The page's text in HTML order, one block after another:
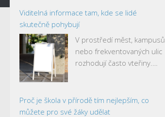
Viditelná informace tam, kde se lidé
skutečně pohybují
V prostředí měst, kampusů
nebo frekventovaných ulic
rozhodují často vteřiny.…
Proč je škola v přírodě tím nejlepším, co
můžete pro své žáky udělat